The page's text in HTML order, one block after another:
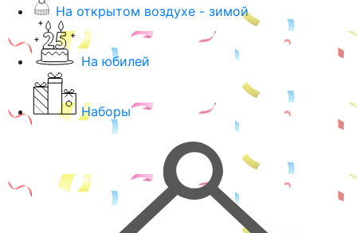
На открытом воздухе - зимой
На юбилей
Наборы